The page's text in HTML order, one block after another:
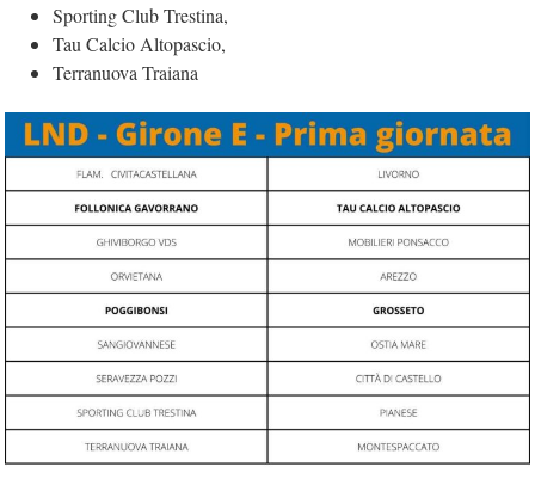
Sporting Club Trestina,
Tau Calcio Altopascio,
Terranuova Traiana